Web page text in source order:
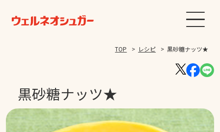
TOP レシピ 黒砂糖ナッツ★
黒砂糖ナッツ★